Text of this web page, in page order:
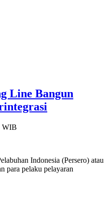
Line Bangun
WIB
Indonesia (Persero) atau
para pelaku pelayaran